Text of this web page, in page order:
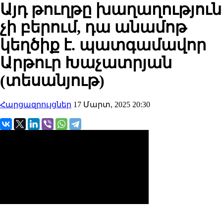
Այդ թուղթը խաղաղություն
չի բերում, դա անամոթ
կեղծիք է. պատգամավոր
Արթուր Խաչատրյան
(տեսանյութ)
Հարցազրույցներ 17 Մարտ, 2025 20:30